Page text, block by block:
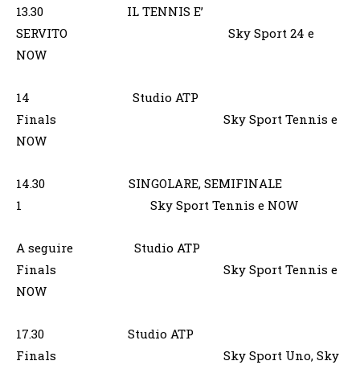
13.30 IL TENNIS E’
SERVITO Sky Sport 24 e
NOW
14 Studio ATP
Finals Sky Sport Tennis e
NOW
14.30 SINGOLARE, SEMIFINALE
1 Sky Sport Tennis e NOW
A seguire Studio ATP
Finals Sky Sport Tennis e
NOW
17.30 Studio ATP
Finals Sky Sport Uno, Sky